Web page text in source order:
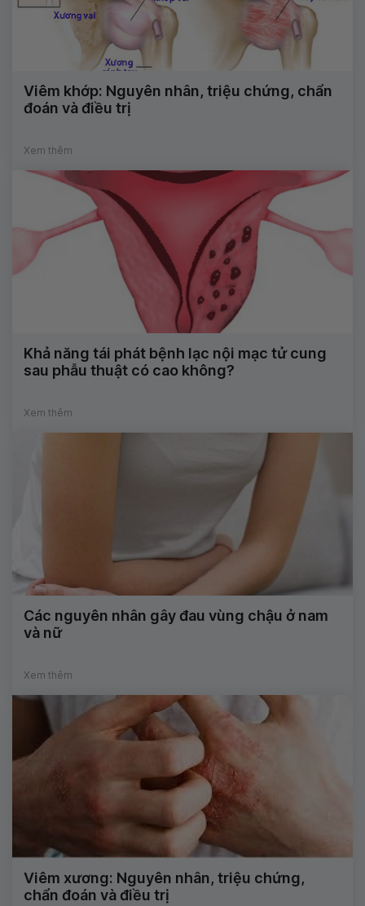
Viêm khớp: Nguyên nhân, triệu chứng, chẩn
đoán và điều trị
Xem thêm
Khả năng tái phát bệnh lạc nội mạc tử cung
sau phẫu thuật có cao không?
Xem thêm
Các nguyên nhân gây đau vùng chậu ở nam
và nữ
Xem thêm
Viêm xương: Nguyên nhân, triệu chứng,
chẩn đoán và điều trị